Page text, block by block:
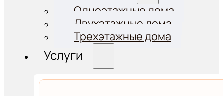
Одноэтажные дома
Двухэтажные дома
Трехэтажные дома
Услуги